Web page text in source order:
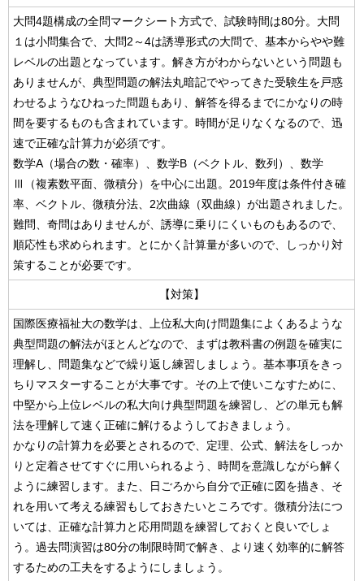
大問4題構成の全問マークシート方式で、試験時間は80分。大問
１は小問集合で、大問2～4は誘導形式の大問で、基本からやや難
レベルの出題となっています。解き方がわからないという問題も
ありませんが、典型問題の解法丸暗記でやってきた受験生を戸惑
わせるようなひねった問題もあり、解答を得るまでにかなりの時
間を要するものも含まれています。時間が足りなくなるので、迅
速で正確な計算力が必須です。
数学A（場合の数・確率）、数学B（ベクトル、数列）、数学
Ⅲ（複素数平面、微積分）を中心に出題。2019年度は条件付き確
率、ベクトル、微積分法、2次曲線（双曲線）が出題されました。
難問、奇問はありませんが、誘導に乗りにくいものもあるので、
順応性も求められます。とにかく計算量が多いので、しっかり対
策することが必要です。
【対策】
国際医療福祉大の数学は、上位私大向け問題集によくあるような
典型問題の解法がほとんどなので、まずは教科書の例題を確実に
理解し、問題集などで繰り返し練習しましょう。基本事項をきっ
ちりマスターすることが大事です。その上で使いこなすために、
中堅から上位レベルの私大向け典型問題を練習し、どの単元も解
法を理解して速く正確に解けるようしておきましょう。
かなりの計算力を必要とされるので、定理、公式、解法をしっか
りと定着させてすぐに用いられるよう、時間を意識しながら解く
ように練習します。また、日ごろから自分で正確に図を描き、そ
れを用いて考える練習もしておきたいところです。微積分法につ
いては、正確な計算力と応用問題を練習しておくと良いでしょ
う。過去問演習は80分の制限時間で解き、より速く効率的に解答
するための工夫をするようにしましょう。